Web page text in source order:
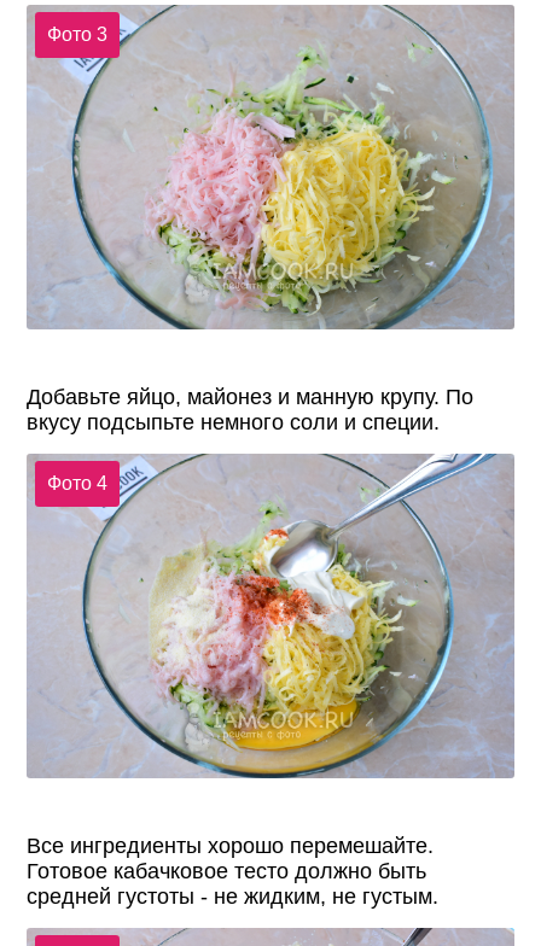
Фото 3
Добавьте яйцо, майонез и манную крупу. По
вкусу подсыпьте немного соли и специи.
Фото 4
Все ингредиенты хорошо перемешайте.
Готовое кабачковое тесто должно быть
средней густоты - не жидким, не густым.